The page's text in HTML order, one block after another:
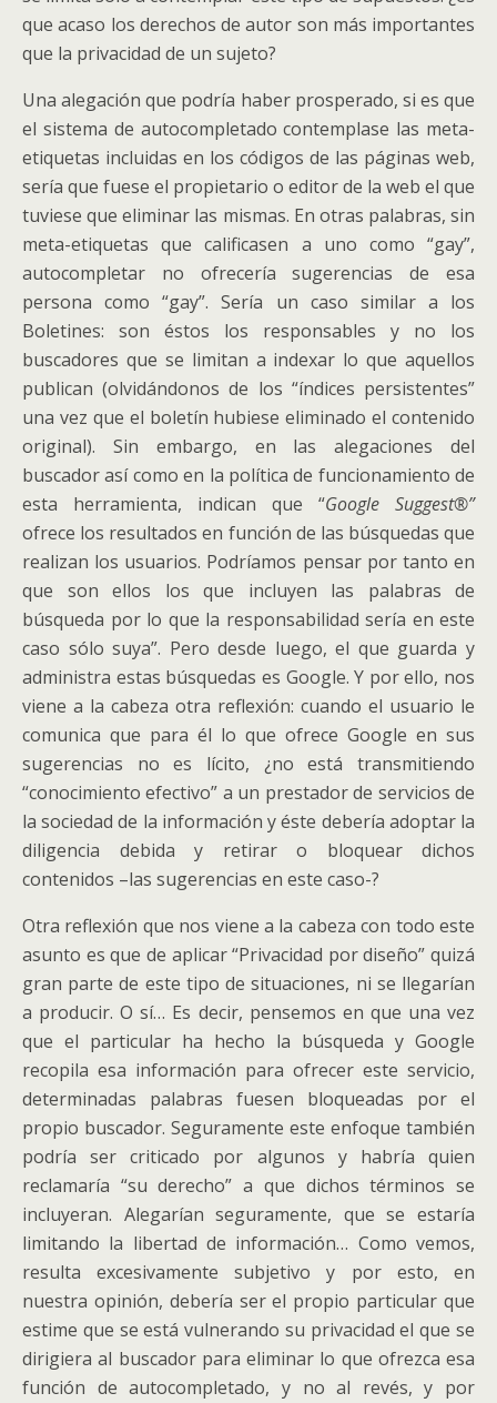
que acaso los derechos de autor son más importantes
que la privacidad de un sujeto?
Una alegación que podría haber prosperado, si es que
el sistema de autocompletado contemplase las meta-
etiquetas incluidas en los códigos de las páginas web,
sería que fuese el propietario o editor de la web el que
tuviese que eliminar las mismas. En otras palabras, sin
meta-etiquetas que calificasen a uno como “gay”,
autocompletar no ofrecería sugerencias de esa
persona como “gay”. Sería un caso similar a los
Boletines: son éstos los responsables y no los
buscadores que se limitan a indexar lo que aquellos
publican (olvidándonos de los “índices persistentes”
una vez que el boletín hubiese eliminado el contenido
original). Sin embargo, en las alegaciones del
buscador así como en la política de funcionamiento de
esta herramienta, indican que “Google Suggest®”
ofrece los resultados en función de las búsquedas que
realizan los usuarios. Podríamos pensar por tanto en
que son ellos los que incluyen las palabras de
búsqueda por lo que la responsabilidad sería en este
caso sólo suya”. Pero desde luego, el que guarda y
administra estas búsquedas es Google. Y por ello, nos
viene a la cabeza otra reflexión: cuando el usuario le
comunica que para él lo que ofrece Google en sus
sugerencias no es lícito, ¿no está transmitiendo
“conocimiento efectivo” a un prestador de servicios de
la sociedad de la información y éste debería adoptar la
diligencia debida y retirar o bloquear dichos
contenidos –las sugerencias en este caso-?
Otra reflexión que nos viene a la cabeza con todo este
asunto es que de aplicar “Privacidad por diseño” quizá
gran parte de este tipo de situaciones, ni se llegarían
a producir. O sí… Es decir, pensemos en que una vez
que el particular ha hecho la búsqueda y Google
recopila esa información para ofrecer este servicio,
determinadas palabras fuesen bloqueadas por el
propio buscador. Seguramente este enfoque también
podría ser criticado por algunos y habría quien
reclamaría “su derecho” a que dichos términos se
incluyeran. Alegarían seguramente, que se estaría
limitando la libertad de información… Como vemos,
resulta excesivamente subjetivo y por esto, en
nuestra opinión, debería ser el propio particular que
estime que se está vulnerando su privacidad el que se
dirigiera al buscador para eliminar lo que ofrezca esa
función de autocompletado, y no al revés, y por